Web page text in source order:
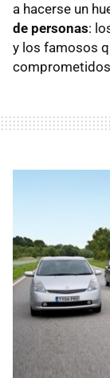
a hacerse un
de personas:
y los famosos